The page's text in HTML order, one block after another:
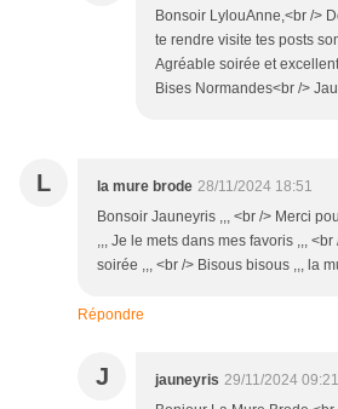
Bonsoir LylouAnne,<br />
te rendre visite tes posts
Agréable soirée et
Bises Normandes<br />
L la mure brode 28/11/2024 18:51
Bonsoir Jauneyris ,,, <br /> Merci
,,, Je le mets dans mes favoris ,,,
soirée ,,, <br /> Bisous bisous ,,, la
Répondre
J jauneyris 29/11/2024 09:21